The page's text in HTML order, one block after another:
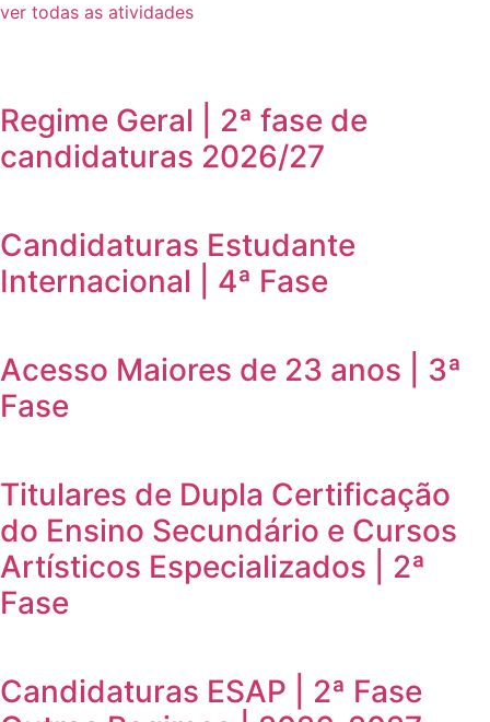
ver todas as atividades
Regime Geral | 2ª fase de
candidaturas 2026/27
Candidaturas Estudante
Internacional | 4ª Fase
Acesso Maiores de 23 anos | 3ª
Fase
Titulares de Dupla Certificação
do Ensino Secundário e Cursos
Artísticos Especializados | 2ª
Fase
Candidaturas ESAP | 2ª Fase